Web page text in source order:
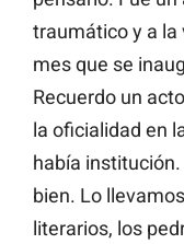
traumático y a la
mes que se
Recuerdo un
la oficialidad en
había
bien. Lo
literarios, los